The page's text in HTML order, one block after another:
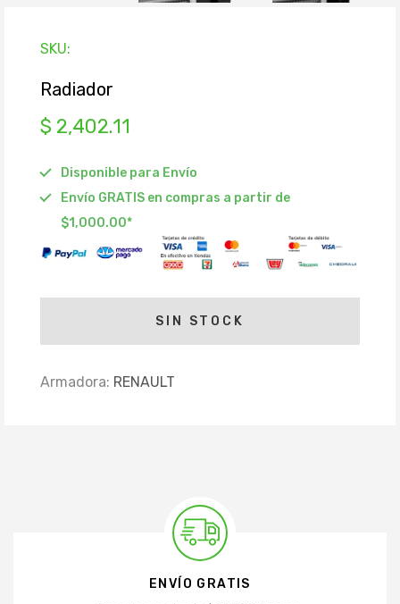
SKU:
Radiador
$ 2,402.11
Disponible para Envío
Envío GRATIS en compras a partir de
$1,000.00*
SIN STOCK
Armadora: RENAULT
ENVÍO GRATIS